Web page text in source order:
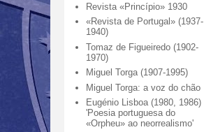
Revista «Princípio» 1930
«Revista de Portugal» (1937-
1940)
Tomaz de Figueiredo (1902-
1970)
Miguel Torga (1907-1995)
Miguel Torga: a voz do chão
Eugénio Lisboa (1980, 1986)
'Poesia portuguesa do
«Orpheu» ao neorrealismo'